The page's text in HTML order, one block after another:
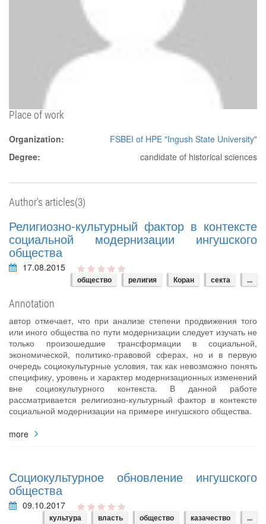
Place of work
Organization:
FSBEI of HPE "Ingush State University"
Degree:
candidate of historical sciences
Author's articles(3)
Религиозно-культурный фактор в контексте
социальной модернизации ингушского
общества
17.08.2015
общество религия Коран секта ...
Annotation
автор отмечает, что при анализе степени продвижения того
или иного общества по пути модернизации следует изучать не
только произошедшие трансформации в социальной,
экономической, политико-правовой сферах, но и в первую
очередь социокультурные условия, так как невозможно понять
специфику, уровень и характер модернизационных изменений
вне социокультурного контекста. В данной работе
рассматривается религиозно-культурный фактор в контексте
социальной модернизации на примере ингушского общества.
more
Социокультурное обновление ингушского
общества
09.10.2017
культура власть общество казачество ...